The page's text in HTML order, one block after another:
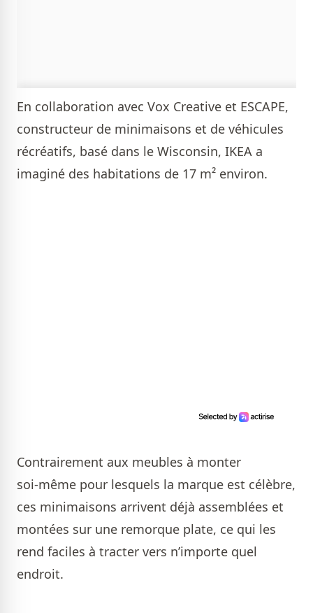
En collaboration avec Vox Creative et ESCAPE,
constructeur de minimaisons et de véhicules
récréatifs, basé dans le Wisconsin, IKEA a
imaginé des habitations de 17 m² environ.
Contrairement aux meubles à monter
soi‑même pour lesquels la marque est célèbre,
ces minimaisons arrivent déjà assemblées et
montées sur une remorque plate, ce qui les
rend faciles à tracter vers n’importe quel
endroit.